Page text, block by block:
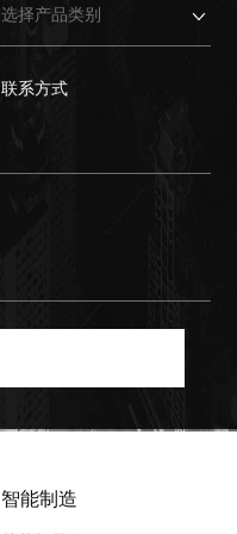
联系方式
智能制造